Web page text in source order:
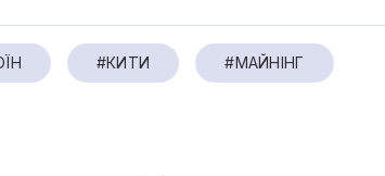
#КИТИ #МАЙНІНГ